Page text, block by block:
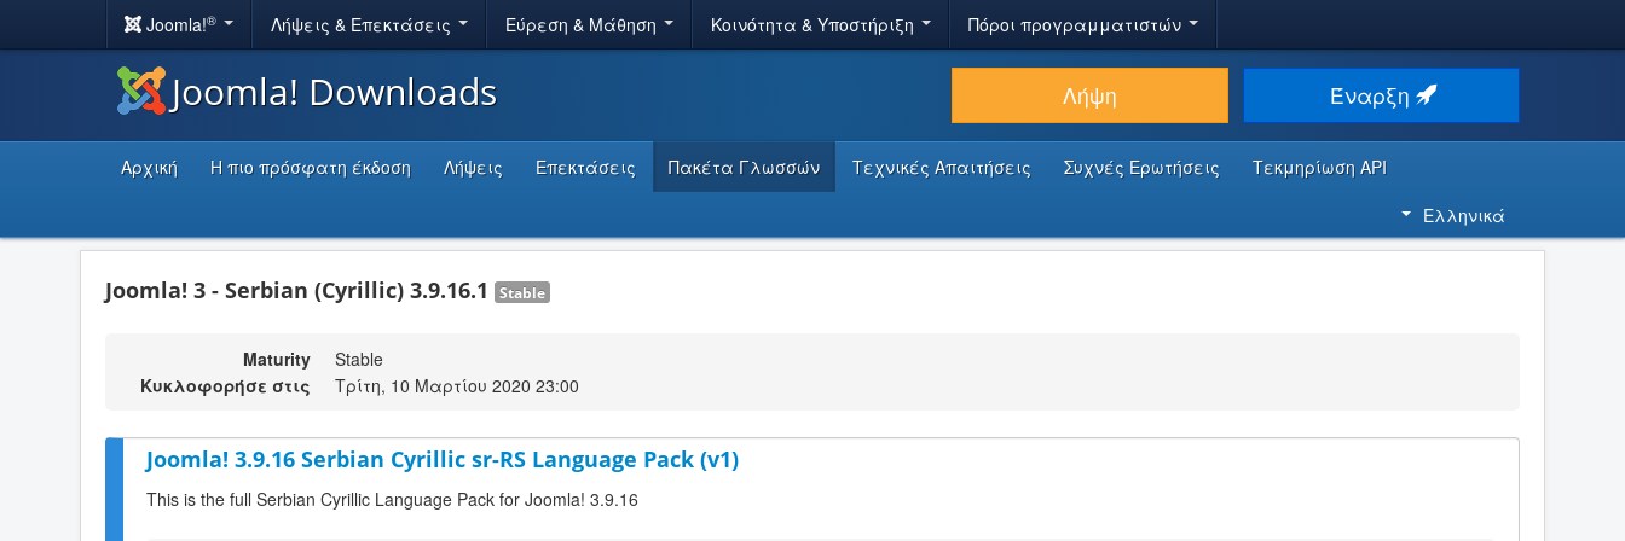
Joomla!® Λήψεις & Επεκτάσεις Εύρεση & Μάθηση Κοινότητα & Υποστήριξη Πόροι προγραμματιστών
Joomla! Downloads Λήψη Έναρξη
Αρχική Η πιο πρόσφατη έκδοση Λήψεις Επεκτάσεις Πακέτα Γλωσσών Τεχνικές Απαιτήσεις Συχνές Ερωτήσεις
Τεκμηρίωση API
Ελληνικά
Joomla! 3 - Serbian (Cyrillic) 3.9.16.1 Stable
Maturity
Stable
Κυκλοφορήσε στις
Τρίτη, 10 Μαρτίου 2020 23:00
Joomla! 3.9.16 Serbian Cyrillic sr-RS Language Pack (v1)
This is the full Serbian Cyrillic Language Pack for Joomla! 3.9.16